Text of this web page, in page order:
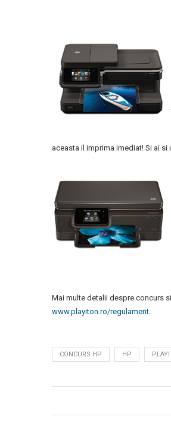
aceasta il imprima imediat! Si ai si
Mai multe detalii despre concurs
www.playiton.ro/regulament
CONCURS HP HP